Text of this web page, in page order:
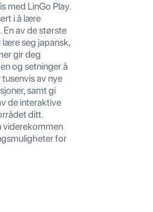
med LinGo Play.
i å lære
av de største
seg japansk,
gir deg
og setninger å
av nye
samt gi
de interaktive
ditt.
viderekommen
for